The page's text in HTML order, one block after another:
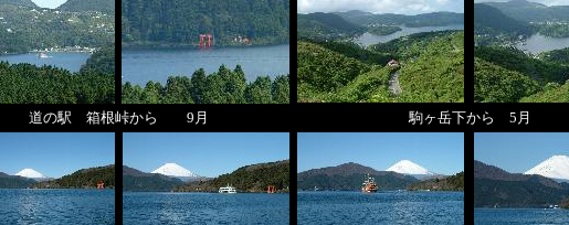
道の駅 箱根峠から 9月 駒ヶ岳下から 5月